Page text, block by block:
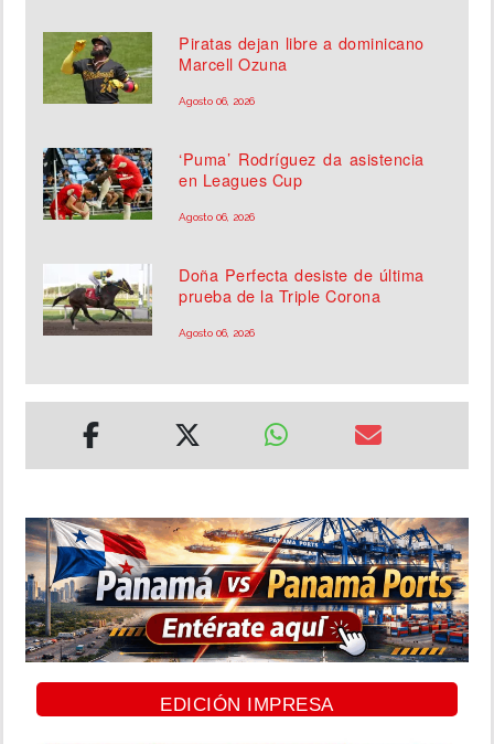
Piratas dejan libre a dominicano
Marcell Ozuna
Agosto 06, 2026
‘Puma’ Rodríguez da asistencia
en Leagues Cup
Agosto 06, 2026
Doña Perfecta desiste de última
prueba de la Triple Corona
Agosto 06, 2026
EDICIÓN IMPRESA